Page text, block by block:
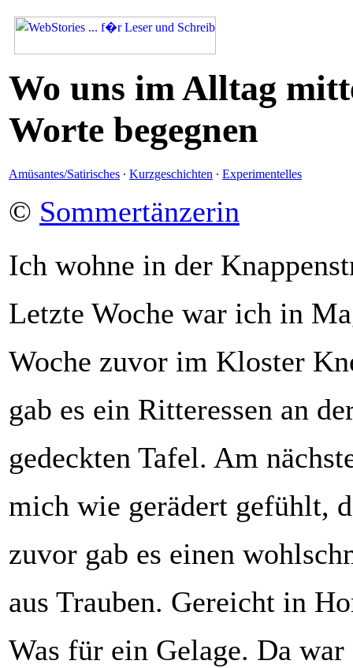
Wo uns im Alltag
Worte begegnen
Amüsantes/Satirisches · Kurzgeschichten · Experimentelles
© Sommertänzerin
Ich wohne in der
Letzte Woche war ich in
Woche zuvor im Kloster
gab es ein Ritteressen an
gedeckten Tafel. Am
mich wie gerädert gefühlt,
zuvor gab es einen
aus Trauben. Gereicht in
Was für ein Gelage. Da